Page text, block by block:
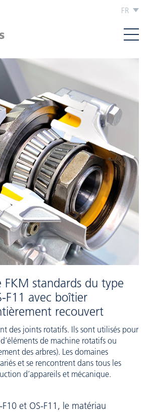
FR
FKM standards du type
F11 avec boîtier
recouvert
des joints rotatifs. Ils sont utilisés pour
de machine rotatifs ou
des arbres). Les domaines
et se rencontrent dans tous les
d’appareils et mécanique.
F10 et OS-F11, le matériau